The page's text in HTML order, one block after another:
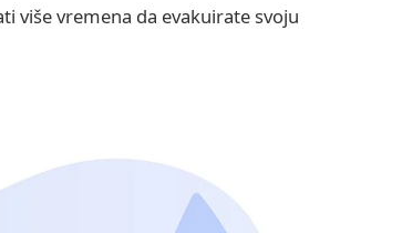
više vremena da evakuirate svoju